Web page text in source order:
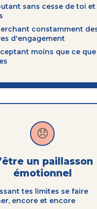
sans cesse de toi et
constamment
d'engagement
moins que ce
😞
un paillasson
émotionnel
tes limites se faire
encore et encore